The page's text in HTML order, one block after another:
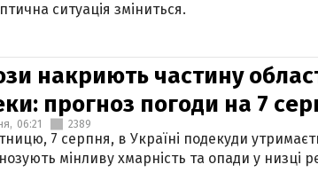
ситуація зміниться.
накриють частину
прогноз погоди на 7
06:21 2389
7 серпня, в Україні подекуди
мінливу хмарність та опади у низці